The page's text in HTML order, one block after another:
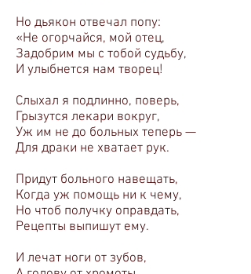
Но дьякон отвечал попу:
«Не огорчайся, мой отец,
Задобрим мы с тобой судьбу,
И улыбнется нам творец!
Слыхал я подлинно, поверь,
Грызутся лекари вокруг,
Уж им не до больных теперь —
Для драки не хватает рук.
Придут больного навещать,
Когда уж помощь ни к чему,
Но чтоб получку оправдать,
Рецепты выпишут ему.
И лечат ноги от зубов,